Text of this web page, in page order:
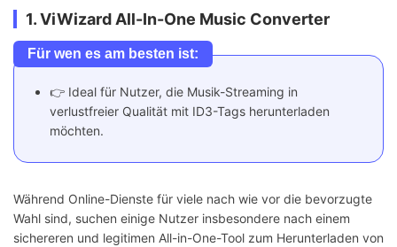
1. ViWizard All-In-One Music Converter
Für wen es am besten ist:
👉 Ideal für Nutzer, die Musik-Streaming in
verlustfreier Qualität mit ID3-Tags herunterladen
möchten.
Während Online-Dienste für viele nach wie vor die bevorzugte
Wahl sind, suchen einige Nutzer insbesondere nach einem
sichereren und legitimen All-in-One-Tool zum Herunterladen von